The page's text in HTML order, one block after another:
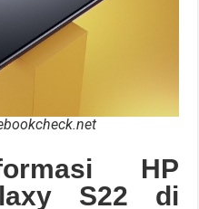
HP
S22 di